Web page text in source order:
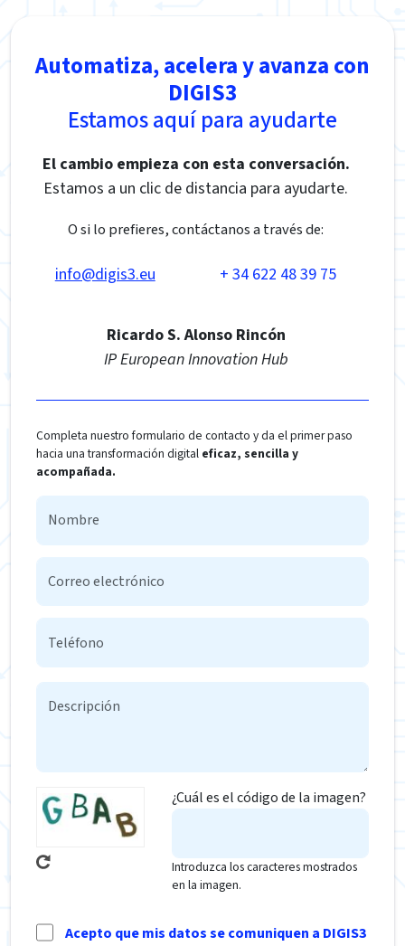
Automatiza, acelera y avanza con
DIGIS3
Estamos aquí para ayudarte
El cambio empieza con esta conversación.
Estamos a un clic de distancia para ayudarte.
O si lo prefieres, contáctanos a través de:
info@digis3.eu + 34 622 48 39 75
Ricardo S. Alonso Rincón
IP European Innovation Hub
Completa nuestro formulario de contacto y da el primer paso
hacia una transformación digital eficaz, sencilla y
acompañada.
¿Cuál es el código de la imagen?
Introduzca los caracteres mostrados
en la imagen.
Acepto que mis datos se comuniquen a DIGIS3